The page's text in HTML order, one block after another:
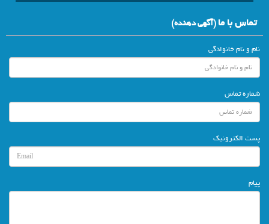
تماس با ما(آگهي دهنده)
نام و نام خانوادگی
شماره تماس
پست الکترونیک
پیام